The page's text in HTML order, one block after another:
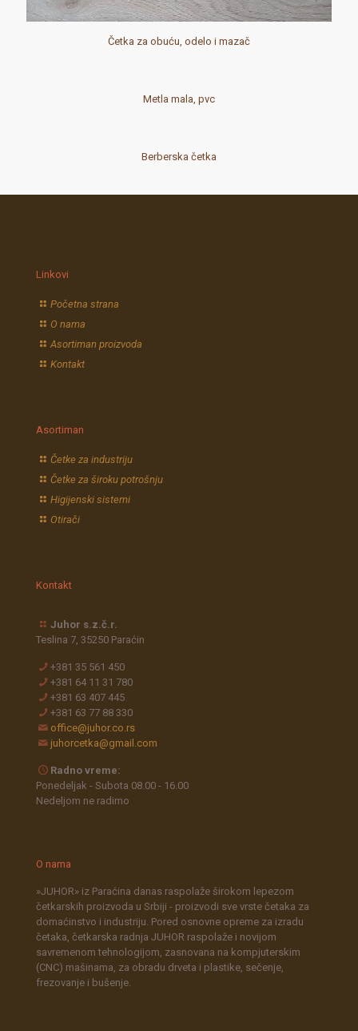
Četka za obuću, odelo i mazač
Metla mala, pvc
Berberska četka
Linkovi
Početna strana
O nama
Asortiman proizvoda
Kontakt
Asortiman
Četke za industriju
Četke za široku potrošnju
Higijenski sistemi
Otirači
Kontakt
Juhor s.z.č.r.
Teslina 7, 35250 Paraćin
+381 35 561 450
+381 64 11 31 780
+381 63 407 445
+381 63 77 88 330
office@juhor.co.rs
juhorcetka@gmail.com
Radno vreme:
Ponedeljak - Subota 08.00 - 16.00
Nedeljom ne radimo
O nama
»JUHOR» iz Paraćina danas raspolaže širokom lepezom
četkarskih proizvoda u Srbiji - proizvodi sve vrste četaka za
domaćinstvo i industriju. Pored osnovne opreme za izradu
četaka, četkarska radnja JUHOR raspolaže i novijom
savremenom tehnologijom, zasnovana na kompjuterskim
(CNC) mašinama, za obradu drveta i plastike, sečenje,
frezovanje i bušenje.